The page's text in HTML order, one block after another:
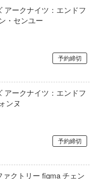
アークナイツ：エンドフ
・センユー
予約締切
アークナイツ：エンドフ
ンヌ
予約締切
ァクトリー figma チェン
郎
ヌシリーズ
細胞
ホテルへようこそ